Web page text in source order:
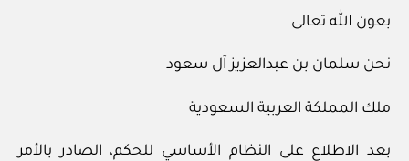
بعون الله تعالى
نحن سلمان بن عبدالعزيز آل سعود
ملك المملكة العربية السعودية
بعد الاطلاع على النظام الأساسي للحكم، الصادر بالأمر